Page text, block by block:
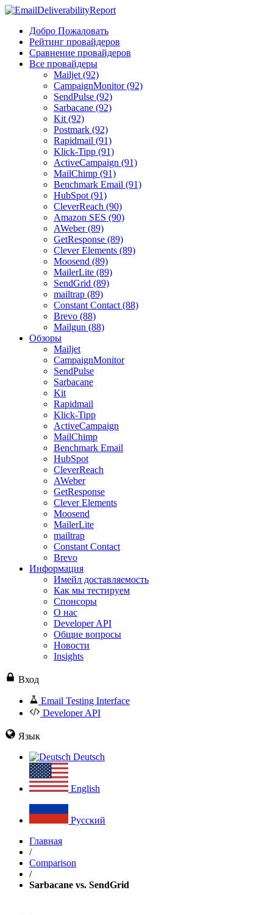
Добро Пожаловать
Рейтинг провайдеров
Сравнение провайдеров
Все провайдеры
Mailjet (92)
CampaignMonitor (92)
SendPulse (92)
Sarbacane (92)
Kit (92)
Postmark (92)
Rapidmail (91)
Klick-Tipp (91)
ActiveCampaign (91)
MailChimp (91)
Benchmark Email (91)
HubSpot (91)
CleverReach (90)
Amazon SES (90)
AWeber (89)
GetResponse (89)
Clever Elements (89)
Moosend (89)
MailerLite (89)
SendGrid (89)
mailtrap (89)
Constant Contact (88)
Brevo (88)
Mailgun (88)
Обзоры
Mailjet
CampaignMonitor
SendPulse
Sarbacane
Kit
Rapidmail
Klick-Tipp
ActiveCampaign
MailChimp
Benchmark Email
HubSpot
CleverReach
AWeber
GetResponse
Clever Elements
Moosend
MailerLite
mailtrap
Constant Contact
Brevo
Информация
Имейл доставляемость
Как мы тестируем
Спонсоры
О нас
Developer API
Общие вопросы
Новости
Insights
Вход
Email Testing Interface
Developer API
Язык
Deutsch
English
Русский
Главная
/
Comparison
/
Sarbacane vs. SendGrid